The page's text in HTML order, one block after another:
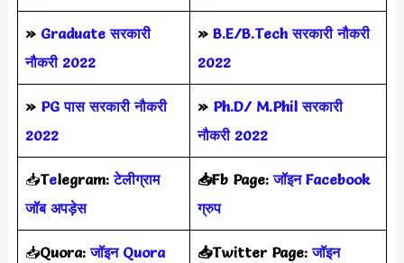
» Graduate सरकारी
नौकरी 2022
» B.E/B.Tech सरकारी नौकरी
2022
» PG पास सरकारी नौकरी
2022
» Ph.D/ M.Phil सरकारी
नौकरी 2022
📥Telegram: टेलीग्राम
जॉब अपड़ेस
📥Fb Page:जॉइन Facebook
ग्रुप
📥Quora:जॉइन Quora
📥Twitter Page:जॉइन